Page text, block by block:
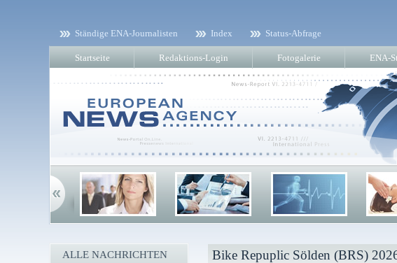
Ständige ENA-Journalisten Index Status-Abfrage
Startseite Redaktions-Login Fotogalerie ENA-
Bike Repuplic Sölden (BRS)
ALLE NACHRICHTEN